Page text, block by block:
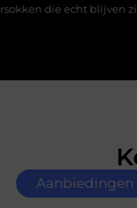
zitten Kies de
Aanbiedingen